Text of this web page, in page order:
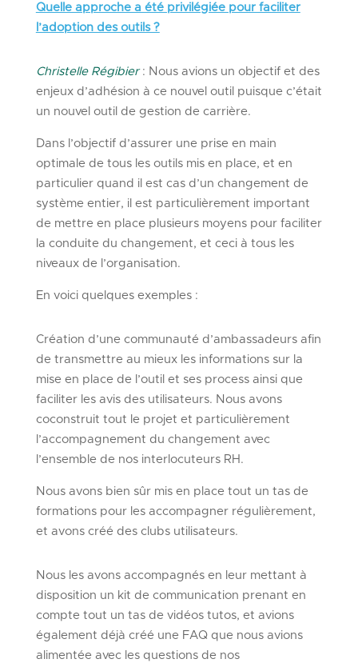
Quelle approche a été privilégiée pour faciliter
l’adoption des outils ?
Christelle Régibier: Nous avions un objectif et des
enjeux d’adhésion à ce nouvel outil puisque c’était
un nouvel outil de gestion de carrière.
Dans l’objectif d’assurer une prise en main
optimale de tous les outils mis en place, et en
particulier quand il est cas d’un changement de
système entier, il est particulièrement important
de mettre en place plusieurs moyens pour faciliter
la conduite du changement, et ceci à tous les
niveaux de l’organisation.
En voici quelques exemples :
Création d’une communauté d’ambassadeurs afin
de transmettre au mieux les informations sur la
mise en place de l’outil et ses process ainsi que
faciliter les avis des utilisateurs. Nous avons
coconstruit tout le projet et particulièrement
l’accompagnement du changement avec
l’ensemble de nos interlocuteurs RH.
Nous avons bien sûr mis en place tout un tas de
formations pour les accompagner régulièrement,
et avons créé des clubs utilisateurs.
Nous les avons accompagnés en leur mettant à
disposition un kit de communication prenant en
compte tout un tas de vidéos tutos, et avions
également déjà créé une FAQ que nous avions
alimentée avec les questions de nos